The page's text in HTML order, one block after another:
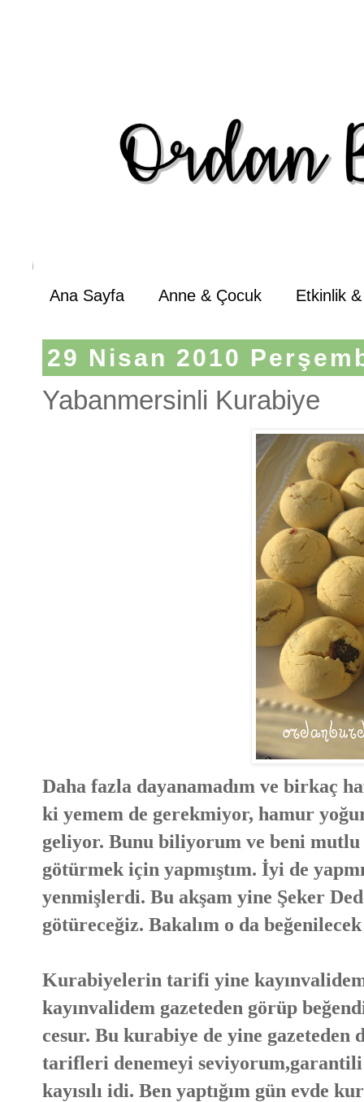
Ana Sayfa Anne & Çocuk Etkinlik
29 Nisan 2010
Yabanmersinli Kurabiye
Daha fazla dayanamadım ve birkaç
ki yemem de gerekmiyor, hamur
geliyor. Bunu biliyorum ve beni mutlu
götürmek için yapmıştım. İyi de
yenmişlerdi. Bu akşam yine Şeker
götüreceğiz. Bakalım o da
Kurabiyelerin tarifi yine
kayınvalidem gazeteden görüp
cesur. Bu kurabiye de yine gazeteden
tarifleri denemeyi
kayısılı idi. Ben yaptığım gün evde